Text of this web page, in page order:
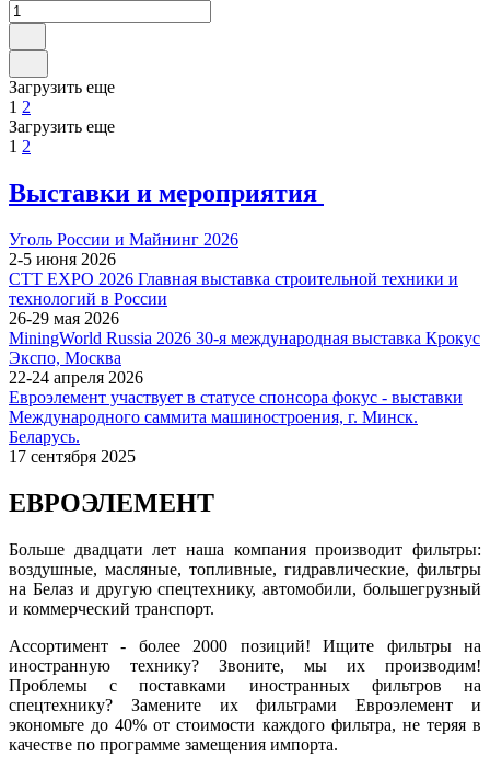
Загрузить еще
1 2
Загрузить еще
1 2
Выставки и мероприятия
Уголь России и Майнинг 2026
2-5 июня 2026
СТТ EXPO 2026 Главная выставка строительной техники и
технологий в России
26-29 мая 2026
MiningWorld Russia 2026 30-я международная выставка Крокус
Экспо, Москва
22-24 апреля 2026
Евроэлемент участвует в статусе спонсора фокус - выставки
Международного саммита машиностроения, г. Минск.
Беларусь.
17 сентября 2025
ЕВРОЭЛЕМЕНТ
Больше двадцати лет наша компания производит фильтры:
воздушные, масляные, топливные, гидравлические, фильтры
на Белаз и другую спецтехнику, автомобили, большегрузный
и коммерческий транспорт.
Ассортимент - более 2000 позиций! Ищите фильтры на
иностранную технику? Звоните, мы их производим!
Проблемы с поставками иностранных фильтров на
спецтехнику? Замените их фильтрами Евроэлемент и
экономьте до 40% от стоимости каждого фильтра, не теряя в
качестве по программе замещения импорта.